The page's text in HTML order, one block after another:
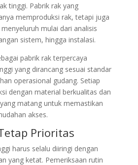
tinggi. Pabrik rak yang
memproduksi rak, tetapi juga
mulai dari analisis
sistem, hingga instalasi.
pabrik rak terpercaya
yang dirancang sesuai standar
operasional gudang. Setiap
dengan material berkualitas dan
matang untuk memastikan
akses.
Prioritas
harus selalu diiringi dengan
yang ketat. Pemeriksaan rutin